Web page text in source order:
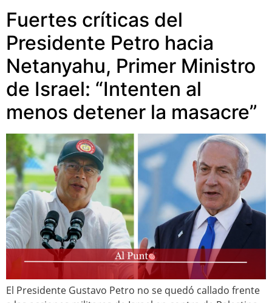
Fuertes críticas del
Presidente Petro hacia
Netanyahu, Primer Ministro
de Israel: “Intenten al
menos detener la masacre”
El Presidente Gustavo Petro no se quedó callado frente